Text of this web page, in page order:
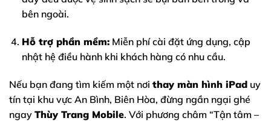
bên ngoài.
Hỗ trợ phần mềm:Miễn phí cài đặt ứng dụng, cập
nhật hệ điều hành khi khách hàng có nhu cầu.
Nếu bạn đang tìm kiếm một nơi thay màn hình iPad uy
tín tại khu vực An Bình, Biên Hòa, đừng ngần ngại ghé
ngay Thùy Trang Mobile. Với phương châm “Tận tâm –